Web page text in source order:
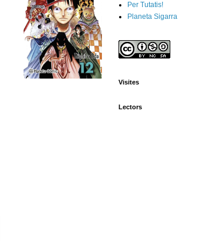
Per Tutatis!
Planeta Sigarra
Visites
Lectors